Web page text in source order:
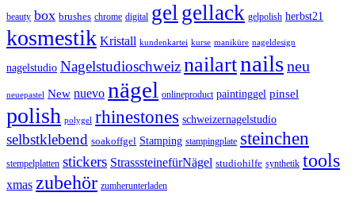
beauty box brushes chrome digital gel gellack gelpolish herbst21
kosmestik Kristall kundenkartei kurse maniküre nageldesign
nagelstudio Nagelstudioschweiznailartnailsneu
neuepastel New nuevo nägel onlineproduct paintinggel pinsel
polish polygel rhinestones schweizernagelstudio
selbstklebend soakoffgel Stamping stampingplate steinchen
stempelplatten stickers StrasssteinefürNägel studiohilfe synthetik tools
xmas zubehör zumherunterladen